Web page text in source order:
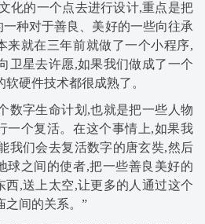
化的一个点去进行设计,重点是把
种对于善良、美好的一些向往承
来就在三年前就做了一个小程序,
卫星去许愿,如果我们做成了一个
硬件技术都很成熟了。
数字生命计划,也就是把一些人物
一个复活。在这个事情上,如果我
我们会去复活数字的唐玄奘,然后
球之间的使者,把一些善良美好的
西,送上太空,让更多的人通过这个
之间的关系。”